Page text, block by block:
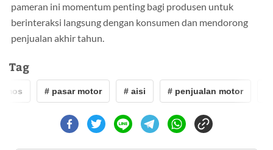
pameran ini momentum penting bagi produsen untuk
berinteraksi langsung dengan konsumen dan mendorong
penjualan akhir tahun.
Tag
# pasar motor # aisi # penjualan motor